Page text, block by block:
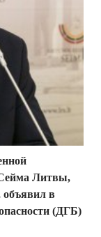
Литвы,
объявил в
(ДГБ)